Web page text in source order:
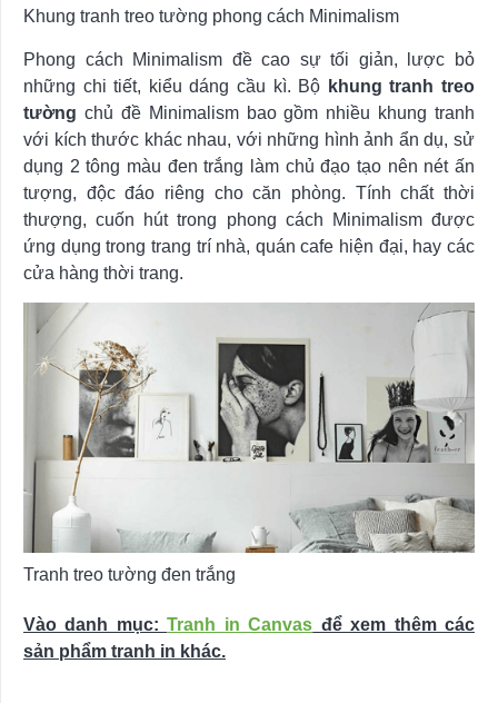
Khung tranh treo tường phong cách Minimalism
Phong cách Minimalism đề cao sự tối giản, lược bỏ
những chi tiết, kiểu dáng cầu kì. Bộ khung tranh treo
tường chủ đề Minimalism bao gồm nhiều khung tranh
với kích thước khác nhau, với những hình ảnh ẩn dụ, sử
dụng 2 tông màu đen trắng làm chủ đạo tạo nên nét ấn
tượng, độc đáo riêng cho căn phòng. Tính chất thời
thượng, cuốn hút trong phong cách Minimalism được
ứng dụng trong trang trí nhà, quán cafe hiện đại, hay các
cửa hàng thời trang.
Tranh treo tường đen trắng
Vào danh mục:Tranh in Canvas để xem thêm các
sản phẩm tranh in khác.